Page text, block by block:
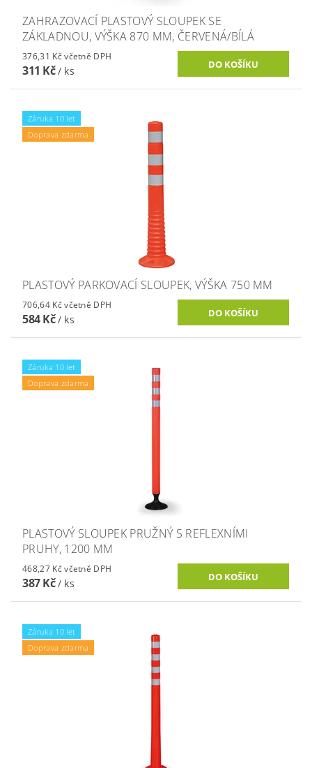
ZAHRAZOVACÍ PLASTOVÝ SLOUPEK SE
ZÁKLADNOU, VÝŠKA 870 MM, ČERVENÁ/BÍLÁ
376,31 Kč včetně DPH
311 Kč/ ks
Záruka 10 let
Doprava zdarma
PLASTOVÝ PARKOVACÍ SLOUPEK, VÝŠKA 750 MM
706,64 Kč včetně DPH
584 Kč/ ks
Záruka 10 let
Doprava zdarma
PLASTOVÝ SLOUPEK PRUŽNÝ S REFLEXNÍMI
PRUHY, 1200 MM
468,27 Kč včetně DPH
387 Kč/ ks
Záruka 10 let
Doprava zdarma